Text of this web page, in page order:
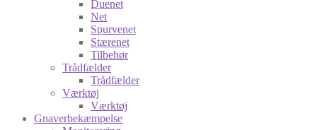
Duenet
Net
Spurvenet
Stærenet
Tilbehør
Trådfælder
Trådfælder
Værktøj
Værktøj
Gnaverbekæmpelse